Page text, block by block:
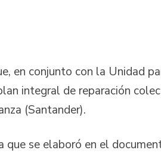
en conjunto con la Unidad
integral de reparación
(Santander).
que se elaboró en el